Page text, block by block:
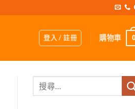
登入 / 註冊 購物車